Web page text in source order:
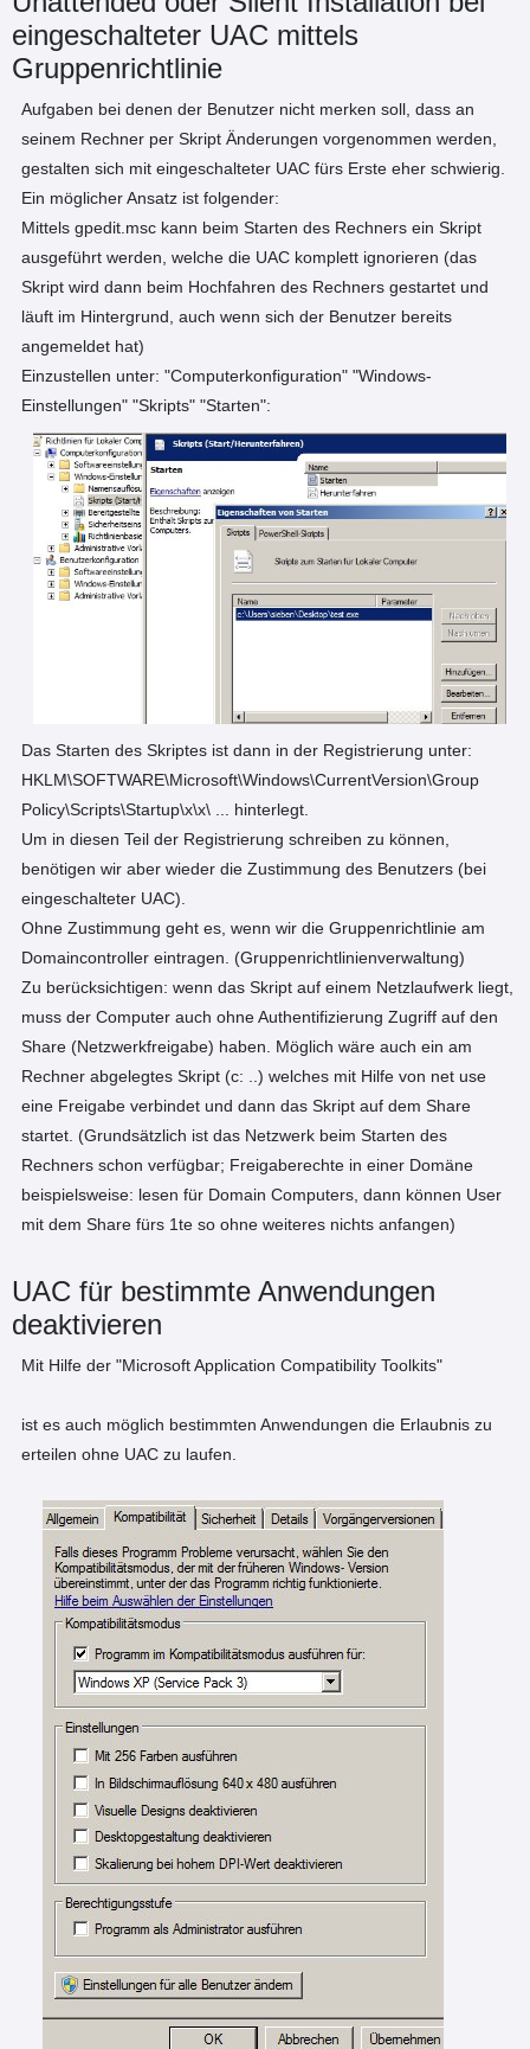
eingeschalteter UAC mittels
Gruppenrichtlinie
Aufgaben bei denen der Benutzer nicht merken soll, dass an
seinem Rechner per Skript Änderungen vorgenommen werden,
gestalten sich mit eingeschalteter UAC fürs Erste eher schwierig.
Ein möglicher Ansatz ist folgender:
Mittels gpedit.msc kann beim Starten des Rechners ein Skript
ausgeführt werden, welche die UAC komplett ignorieren (das
Skript wird dann beim Hochfahren des Rechners gestartet und
läuft im Hintergrund, auch wenn sich der Benutzer bereits
angemeldet hat)
Einzustellen unter: "Computerkonfiguration" "Windows-
Einstellungen" "Skripts" "Starten":
Das Starten des Skriptes ist dann in der Registrierung unter:
HKLM\SOFTWARE\Microsoft\Windows\CurrentVersion\Group
Policy\Scripts\Startup\x\x\ ... hinterlegt.
Um in diesen Teil der Registrierung schreiben zu können,
benötigen wir aber wieder die Zustimmung des Benutzers (bei
eingeschalteter UAC).
Ohne Zustimmung geht es, wenn wir die Gruppenrichtlinie am
Domaincontroller eintragen. (Gruppenrichtlinienverwaltung)
Zu berücksichtigen: wenn das Skript auf einem Netzlaufwerk liegt,
muss der Computer auch ohne Authentifizierung Zugriff auf den
Share (Netzwerkfreigabe) haben. Möglich wäre auch ein am
Rechner abgelegtes Skript (c: ..) welches mit Hilfe von net use
eine Freigabe verbindet und dann das Skript auf dem Share
startet. (Grundsätzlich ist das Netzwerk beim Starten des
Rechners schon verfügbar; Freigaberechte in einer Domäne
beispielsweise: lesen für Domain Computers, dann können User
mit dem Share fürs 1te so ohne weiteres nichts anfangen)
UAC für bestimmte Anwendungen
deaktivieren
Mit Hilfe der "Microsoft Application Compatibility Toolkits"
ist es auch möglich bestimmten Anwendungen die Erlaubnis zu
erteilen ohne UAC zu laufen.